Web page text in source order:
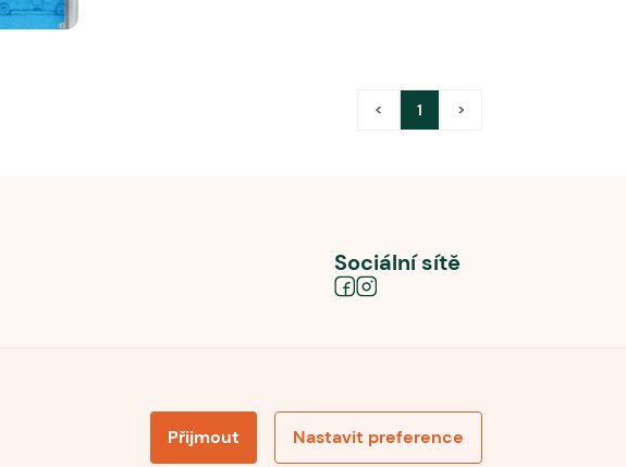
< 1 >
Přijmout Nastavit preference
Sociální sítě